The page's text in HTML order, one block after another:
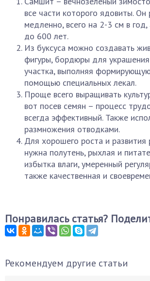
все части которого ядовиты. Он
медленно, всего на 2-3 см в
до 600 лет.
Из буксуса можно создавать
фигуры, бордюры для
участка, выполняя
помощью специальных лекал.
Проще всего выращивать
вот посев семян – процесс
всегда эффективный. Также
размножения отводками.
Для хорошего роста и развития
нужна полутень, рыхлая и
избытка влаги, умеренный
также качественная и
Понравилась статья?
Рекомендуем другие статьи